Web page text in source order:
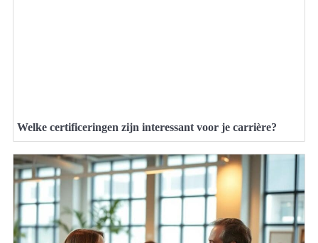
Welke certificeringen zijn interessant voor je carrière?